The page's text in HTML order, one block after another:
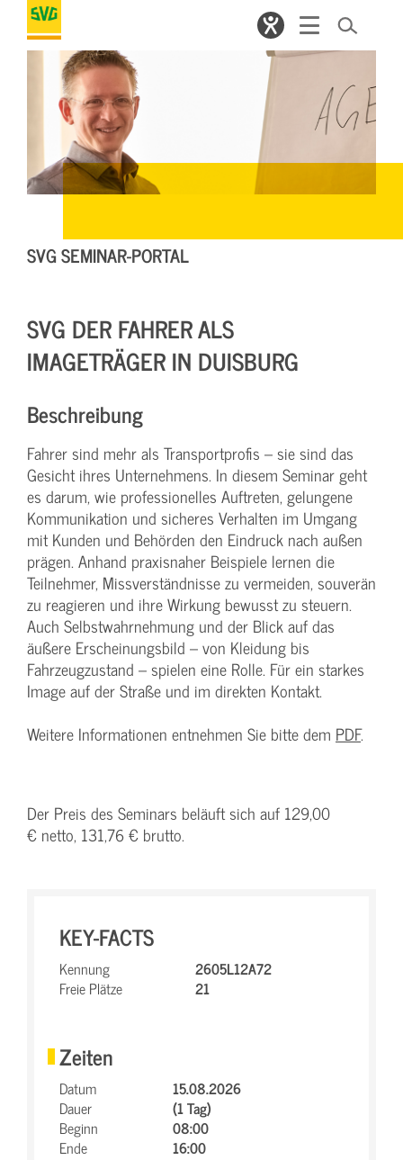
SVG SEMINAR-PORTAL
SVG DER FAHRER ALS
IMAGETRÄGER IN DUISBURG
Beschreibung
Fahrer sind mehr als Transportprofis – sie sind das
Gesicht ihres Unternehmens. In diesem Seminar geht
es darum, wie professionelles Auftreten, gelungene
Kommunikation und sicheres Verhalten im Umgang
mit Kunden und Behörden den Eindruck nach außen
prägen. Anhand praxisnaher Beispiele lernen die
Teilnehmer, Missverständnisse zu vermeiden, souverän
zu reagieren und ihre Wirkung bewusst zu steuern.
Auch Selbstwahrnehmung und der Blick auf das
äußere Erscheinungsbild – von Kleidung bis
Fahrzeugzustand – spielen eine Rolle. Für ein starkes
Image auf der Straße und im direkten Kontakt.
Weitere Informationen entnehmen Sie bitte dem PDF.
Der Preis des Seminars beläuft sich auf 129,00
€ netto, 131,76 € brutto.
KEY-FACTS
Kennung
2605L12A72
Freie Plätze
21
Zeiten
Datum
15.08.2026
Dauer
(1 Tag)
Beginn
08:00
Ende
16:00